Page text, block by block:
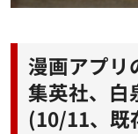
漫画アプリ
集英社、白
(10/11、既